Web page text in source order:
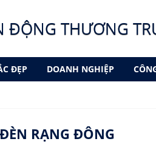
ĐỘNG THƯƠNG
ĐẸP DOANH NGHIỆP
RẠNG ĐÔNG